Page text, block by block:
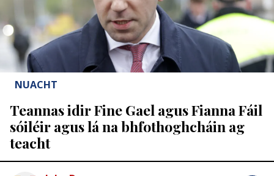
NUACHT
Teannas idir Fine Gael agus Fianna Fáil
sóiléir agus lá na bhfothoghcháin ag
teacht